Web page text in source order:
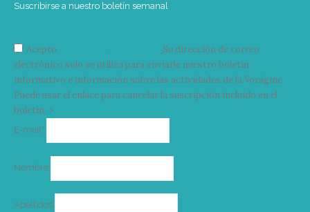
Suscribirse a nuestro boletín semanal
Acepto
Su dirección de correo
electrónico solo se utiliza para enviarle nuestro boletín
informativo e información sobre las actividades de la Vorágine.
Puede usar el enlace para cancelar la suscripción incluido en el
boletín. >
E-mail*
Nombre
Apellidos